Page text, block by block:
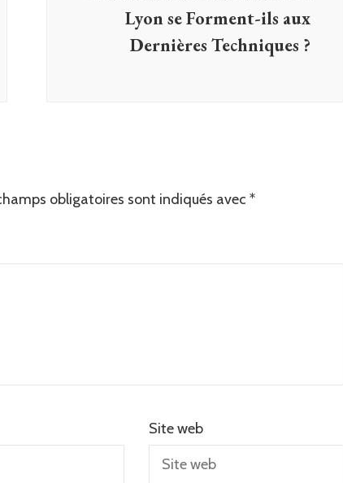
Lyon se Forment-ils aux
Dernières Techniques ?
obligatoires sont indiqués avec *
Site web